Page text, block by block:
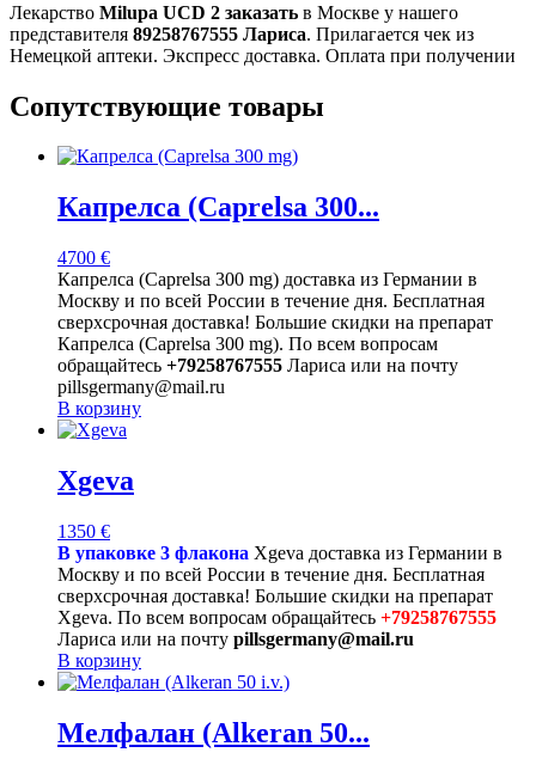
Лекарство Milupa UCD 2 заказать в Москве у нашего
представителя 89258767555 Лариса. Прилагается чек из
Немецкой аптеки. Экспресс доставка. Оплата при получении
Сопутствующие товары
Капрелса (Caprelsa 300...
4700 €
Капрелса (Caprelsa 300 mg) доставка из Германии в
Москву и по всей России в течение дня. Бесплатная
сверхсрочная доставка! Большие скидки на препарат
Капрелса (Caprelsa 300 mg). По всем вопросам
обращайтесь +79258767555 Лариса или на почту
pillsgermany@mail.ru
В корзину
Xgeva
1350 €
В упаковке 3 флакона Xgeva доставка из Германии в
Москву и по всей России в течение дня. Бесплатная
сверхсрочная доставка! Большие скидки на препарат
Xgeva. По всем вопросам обращайтесь +79258767555
Лариса или на почту pillsgermany@mail.ru
В корзину
Мелфалан (Alkeran 50...